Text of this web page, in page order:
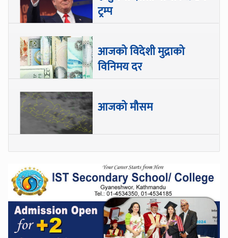
ट्रम्प
आजको विदेशी मुद्राको
विनिमय दर
आजको मौसम